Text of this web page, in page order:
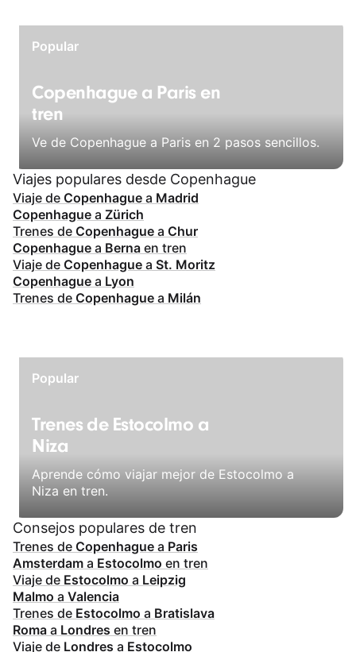
Popular
Copenhague a Paris en
tren
Ve de Copenhague a Paris en 2 pasos sencillos.
Viajes populares desde Copenhague
Viaje de Copenhague a Madrid
Copenhague a Zürich
Trenes de Copenhague a Chur
Copenhague a Berna en tren
Viaje de Copenhague a St. Moritz
Copenhague a Lyon
Trenes de Copenhague a Milán
Popular
Trenes de Estocolmo a
Niza
Aprende cómo viajar mejor de Estocolmo a
Niza en tren.
Consejos populares de tren
Trenes de Copenhague a Paris
Amsterdam a Estocolmo en tren
Viaje de Estocolmo a Leipzig
Malmo a Valencia
Trenes de Estocolmo a Bratislava
Roma a Londres en tren
Viaje de Londres a Estocolmo